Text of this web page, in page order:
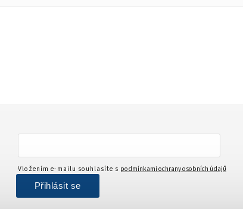
Vložením e-mailu souhlasíte s podmínkami ochrany osobních údajů
Přihlásit se